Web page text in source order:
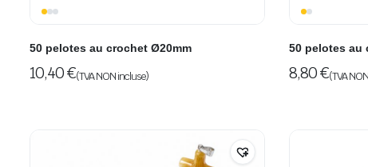
50 pelotes au crochet Ø20mm
10,40€(TVA NON incluse)
50 pelotes au
8,80€(TVA